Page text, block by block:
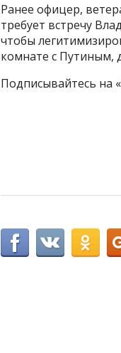
Ранее офицер,
требует встречу
чтобы
комнате с Путиным,
Подписывайтесь на